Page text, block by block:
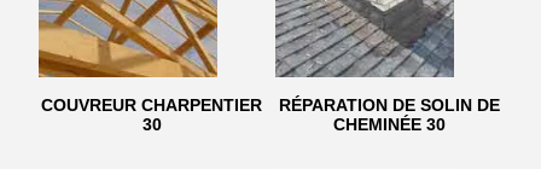
COUVREUR CHARPENTIER
30
RÉPARATION DE SOLIN DE
CHEMINÉE 30